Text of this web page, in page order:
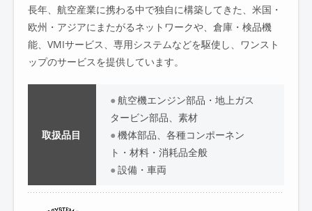
長年、航空産業に携わる中で独自に構築してきた、米国・
欧州・アジアにまたがるネットワークや、倉庫・検品機
能、VMIサービス、専用システムなどを駆使し、ワンスト
ップのサービスを提供しています。
取扱品目
航空機エンジン部品・地上ガス
タービン部品、素材
機体部品、各種コンポーネン
ト・材料・消耗品全般
設備・車両